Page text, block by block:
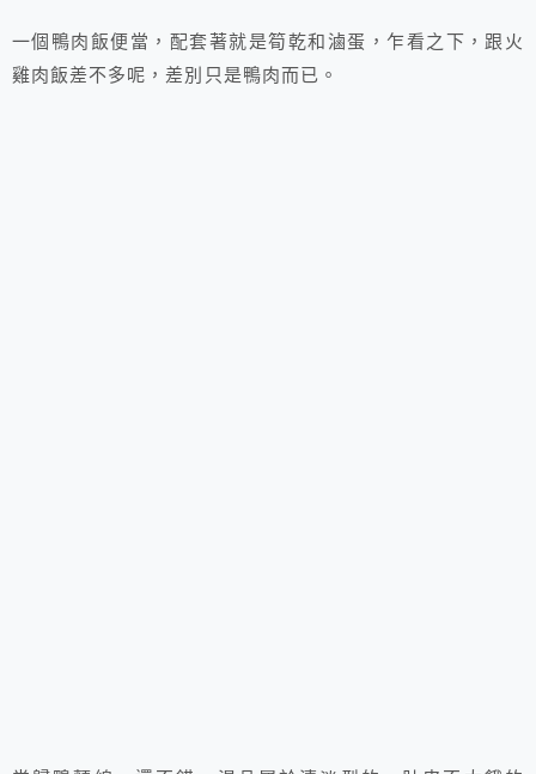
一個鴨肉飯便當，配套著就是筍乾和滷蛋，乍看之下，跟火
雞肉飯差不多呢，差別只是鴨肉而已。